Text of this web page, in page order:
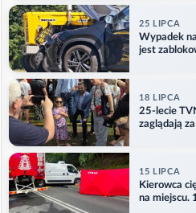
25 LIPCA
Wypadek
jest
18 LIPCA
25-lecie
zaglądają
15 LIPCA
Kierowca
na miejscu.